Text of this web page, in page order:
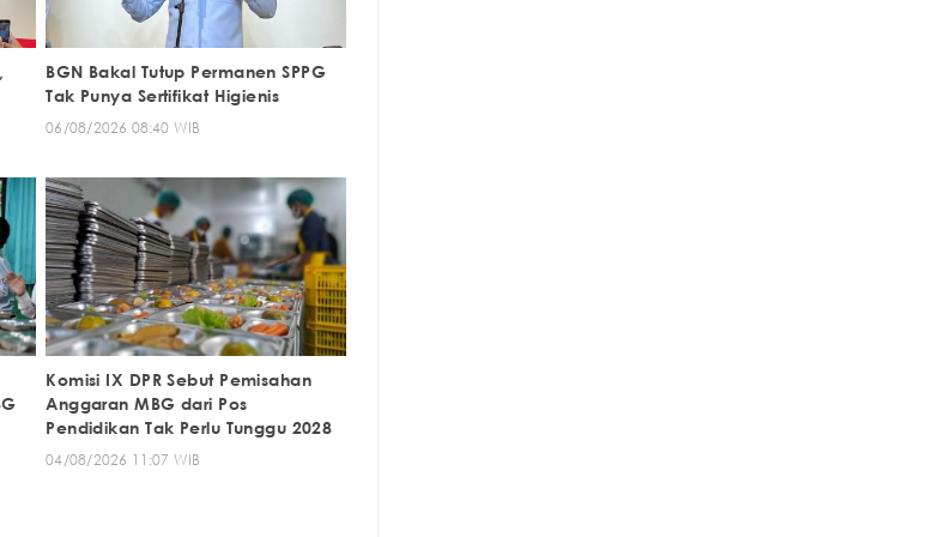
BGN Bakal Tutup Permanen SPPG
Tak Punya Sertifikat Higienis
06/08/2026 08:40 WIB
Komisi IX DPR Sebut Pemisahan
Anggaran MBG dari Pos
Pendidikan Tak Perlu Tunggu 2028
04/08/2026 11:07 WIB